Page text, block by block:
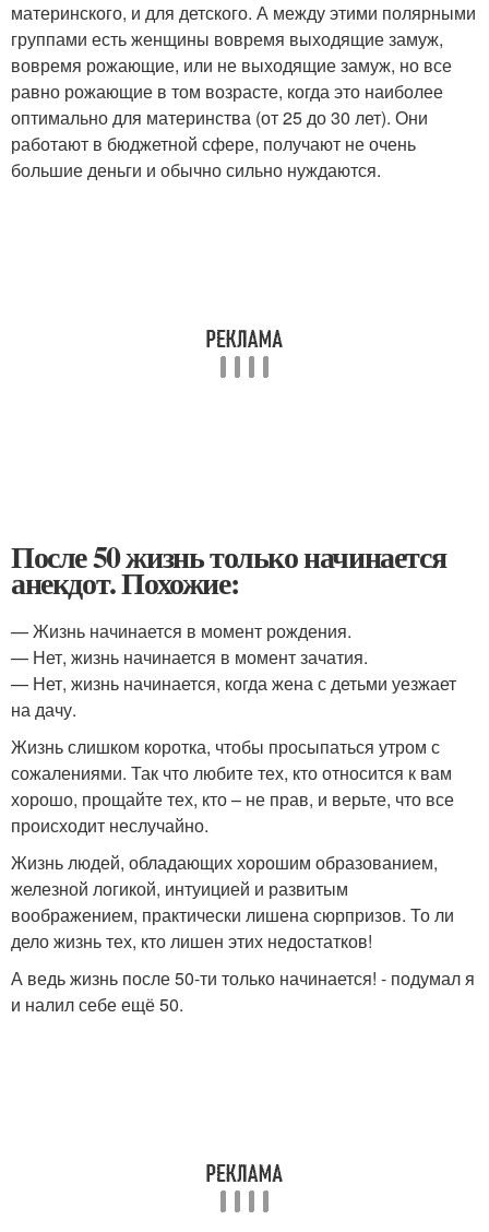
материнского, и для детского. А между этими полярными
группами есть женщины вовремя выходящие замуж,
вовремя рожающие, или не выходящие замуж, но все
равно рожающие в том возрасте, когда это наиболее
оптимально для материнства (от 25 до 30 лет). Они
работают в бюджетной сфере, получают не очень
большие деньги и обычно сильно нуждаются.
После 50 жизнь только начинается
анекдот. Похожие:
— Жизнь начинается в момент рождения.
— Нет, жизнь начинается в момент зачатия.
— Нет, жизнь начинается, когда жена с детьми уезжает
на дачу.
Жизнь слишком коротка, чтобы просыпаться утром с
сожалениями. Так что любите тех, кто относится к вам
хорошо, прощайте тех, кто – не прав, и верьте, что все
происходит неслучайно.
Жизнь людей, обладающих хорошим образованием,
железной логикой, интуицией и развитым
воображением, практически лишена сюрпризов. То ли
дело жизнь тех, кто лишен этих недостатков!
А ведь жизнь после 50-ти только начинается! - подумал я
и налил себе ещё 50.